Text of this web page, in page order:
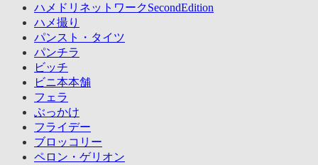
ハメドリネットワークSecondEdition
ハメ撮り
パンスト・タイツ
パンチラ
ビッチ
ビニ本本舗
フェラ
ぶっかけ
フライデー
ブロッコリー
ペロン・ゲリオン